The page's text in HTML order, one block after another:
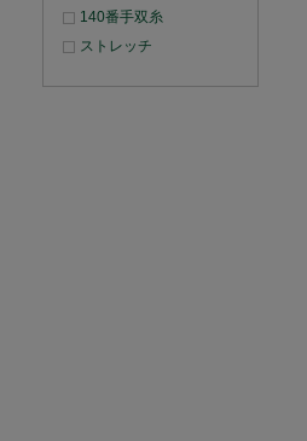
140番手双糸
ストレッチ